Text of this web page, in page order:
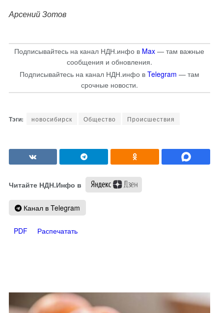
Арсений Зотов
Подписывайтесь на канал НДН.инфо в Max — там важные
сообщения и обновления.
Подписывайтесь на канал НДН.инфо в Telegram — там
срочные новости.
новосибирск Общество Происшествия
Читайте НДН.Инфо в
Канал в Telegram
PDF Распечатать